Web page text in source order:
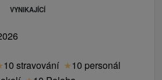
VYNIKAJÍCÍ
10 stravování ★10 personál